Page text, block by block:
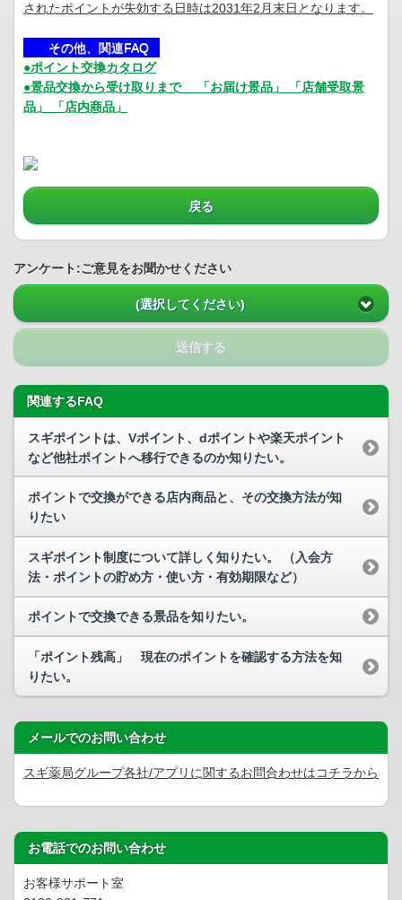
されたポイントが失効する日時は2031年2月末日となります。
その他、関連FAQ
●ポイント交換カタログ
●景品交換から受け取りまで 「お届け景品」 「店舗受取景
品」 「店内商品」
戻る
アンケート:ご意見をお聞かせください
(選択してください)
送信する
関連するFAQ
スギポイントは、Vポイント、dポイントや楽天ポイント
など他社ポイントへ移行できるのか知りたい。
ポイントで交換ができる店内商品と、その交換方法が知
りたい
スギポイント制度について詳しく知りたい。 （入会方
法・ポイントの貯め方・使い方・有効期限など）
ポイントで交換できる景品を知りたい。
「ポイント残高」 現在のポイントを確認する方法を知
りたい。
メールでのお問い合わせ
スギ薬局グループ各社/アプリに関するお問合わせはコチラから
お電話でのお問い合わせ
お客様サポート室